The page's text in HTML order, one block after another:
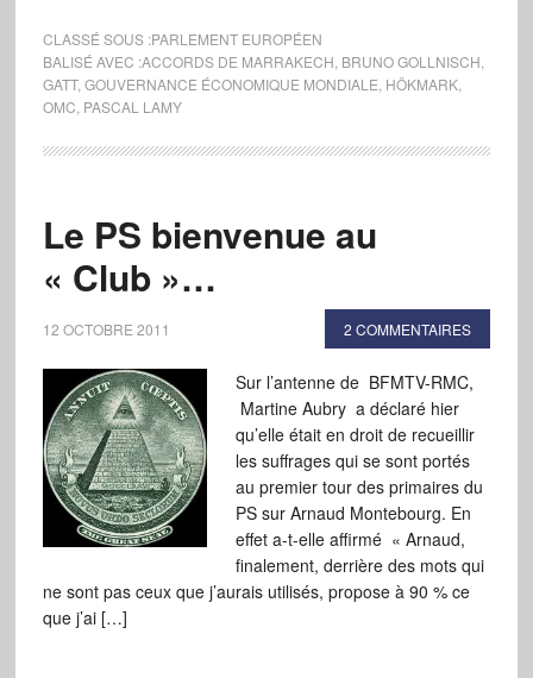
CLASSÉ SOUS :PARLEMENT EUROPÉEN
BALISÉ AVEC :ACCORDS DE MARRAKECH BRUNO GOLLNISCH
GATT, GOUVERNANCE ÉCONOMIQUE MONDIALE HÖKMARK,
OMC PASCAL LAMY
Le PS bienvenue au
« Club »…
12 OCTOBRE 2011 2 COMMENTAIRES
Sur l’antenne de BFMTV-RMC,
Martine Aubry a déclaré hier
qu’elle était en droit de recueillir
les suffrages qui se sont portés
au premier tour des primaires du
PS sur Arnaud Montebourg. En
effet a-t-elle affirmé « Arnaud,
finalement, derrière des mots qui
ne sont pas ceux que j’aurais utilisés, propose à 90 % ce
que j’ai […]